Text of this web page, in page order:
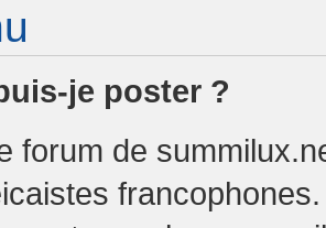
je poster ?
forum de